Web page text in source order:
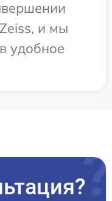
и мы
удобное